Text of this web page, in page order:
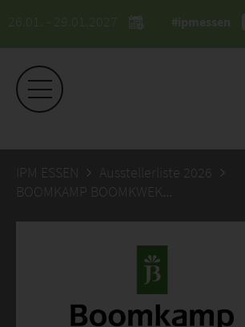
26.01. - 29.01.2027 #ipmessen
IPM ESSEN
Ausstellerliste 2026
BOOMKAMP BOOMKWEKERIJEN BV, JAN